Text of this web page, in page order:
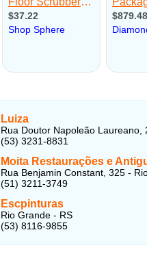
Luiza
Rua Doutor Napoleão
(53) 3231-8831
Moita Restaurações e
Rua Benjamin Constant, 325 -
(51) 3211-3749
Escpinturas
Rio Grande - RS
(53) 8116-9855